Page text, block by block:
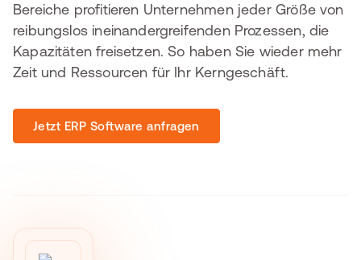
Bereiche profitieren Unternehmen jeder Größe von
reibungslos ineinandergreifenden Prozessen, die
Kapazitäten freisetzen. So haben Sie wieder mehr
Zeit und Ressourcen für Ihr Kerngeschäft.
Jetzt ERP Software anfragen